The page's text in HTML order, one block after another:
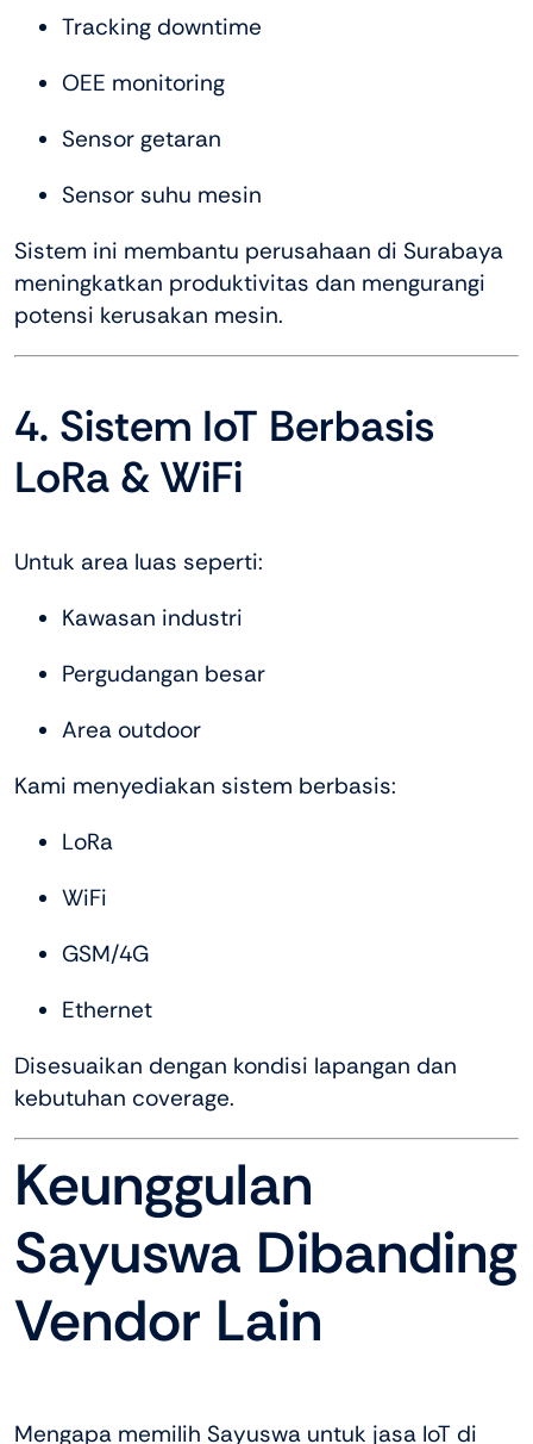
Tracking downtime
OEE monitoring
Sensor getaran
Sensor suhu mesin
Sistem ini membantu perusahaan di Surabaya
meningkatkan produktivitas dan mengurangi
potensi kerusakan mesin.
4. Sistem IoT Berbasis
LoRa & WiFi
Untuk area luas seperti:
Kawasan industri
Pergudangan besar
Area outdoor
Kami menyediakan sistem berbasis:
LoRa
WiFi
GSM/4G
Ethernet
Disesuaikan dengan kondisi lapangan dan
kebutuhan coverage.
Keunggulan
Sayuswa Dibanding
Vendor Lain
Mengapa memilih Sayuswa untuk jasa IoT di